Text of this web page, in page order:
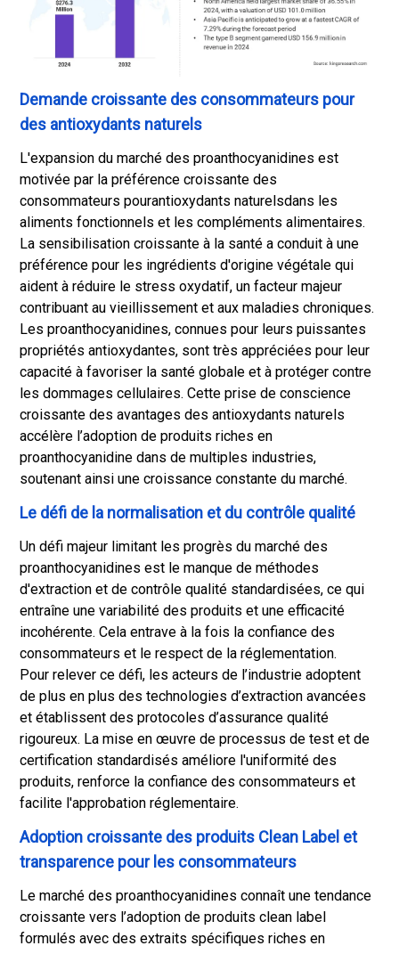
Demande croissante des consommateurs pour
des antioxydants naturels
L'expansion du marché des proanthocyanidines est
motivée par la préférence croissante des
consommateurs pourantioxydants naturelsdans les
aliments fonctionnels et les compléments alimentaires.
La sensibilisation croissante à la santé a conduit à une
préférence pour les ingrédients d'origine végétale qui
aident à réduire le stress oxydatif, un facteur majeur
contribuant au vieillissement et aux maladies chroniques.
Les proanthocyanidines, connues pour leurs puissantes
propriétés antioxydantes, sont très appréciées pour leur
capacité à favoriser la santé globale et à protéger contre
les dommages cellulaires. Cette prise de conscience
croissante des avantages des antioxydants naturels
accélère l’adoption de produits riches en
proanthocyanidine dans de multiples industries,
soutenant ainsi une croissance constante du marché.
Le défi de la normalisation et du contrôle qualité
Un défi majeur limitant les progrès du marché des
proanthocyanidines est le manque de méthodes
d'extraction et de contrôle qualité standardisées, ce qui
entraîne une variabilité des produits et une efficacité
incohérente. Cela entrave à la fois la confiance des
consommateurs et le respect de la réglementation.
Pour relever ce défi, les acteurs de l’industrie adoptent
de plus en plus des technologies d’extraction avancées
et établissent des protocoles d’assurance qualité
rigoureux. La mise en œuvre de processus de test et de
certification standardisés améliore l'uniformité des
produits, renforce la confiance des consommateurs et
facilite l'approbation réglementaire.
Adoption croissante des produits Clean Label et
transparence pour les consommateurs
Le marché des proanthocyanidines connaît une tendance
croissante vers l’adoption de produits clean label
formulés avec des extraits spécifiques riches en